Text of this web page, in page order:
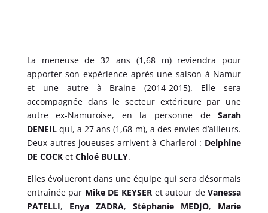
La meneuse de 32 ans (1,68 m) reviendra pour
apporter son expérience après une saison à Namur
et une autre à Braine (2014-2015). Elle sera
accompagnée dans le secteur extérieure par une
autre ex-Namuroise, en la personne deSarah
DENEILqui, a 27 ans (1,68 m), a des envies d’ailleurs.
Deux autres joueuses arrivent à Charleroi : Delphine
DE COCKet Chloé BULLY.
Elles évolueront dans une équipe qui sera désormais
entraînée par Mike DE KEYSER et autour deVanessa
PATELLI, Enya ZADRA,Stéphanie MEDJO, Marie